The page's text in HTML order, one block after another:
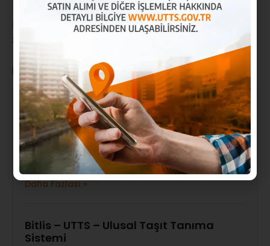
Daha fazla bilgi için,UTTS Hakkındasayfamızı
ziyaret edebilirsiniz.
UTTS Mobil
Yalova – UTTS – Ulusal Taşıt Tanıma
Sistemi
UTTS Mobil Kasım 8, 2024
Yalova Ulusal Taşıt Tanıma Sistemi Yalova UTTS,
akaryakıt piyasasında rekabet
Daha Fazlası »
Bitlis – UTTS – Ulusal Taşıt Tanıma
Sistemi